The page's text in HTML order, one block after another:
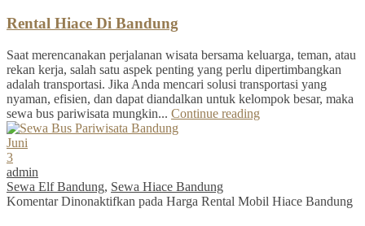
Rental Hiace Di Bandung
Saat merencanakan perjalanan wisata bersama keluarga, teman, atau
rekan kerja, salah satu aspek penting yang perlu dipertimbangkan
adalah transportasi. Jika Anda mencari solusi transportasi yang
nyaman, efisien, dan dapat diandalkan untuk kelompok besar, maka
sewa bus pariwisata mungkin... Continue reading
Juni
3
admin
Sewa Elf Bandung, Sewa Hiace Bandung
Komentar Dinonaktifkan pada Harga Rental Mobil Hiace Bandung